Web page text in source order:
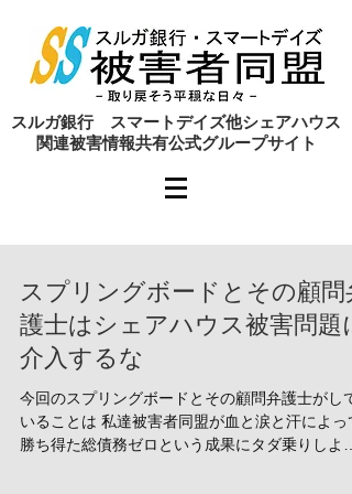
​スルガ銀行 スマートデイズ他シェアハウス
関連被害情報共有公式グループサイト
スプリングボードとその顧問
護士はシェアハウス被害問題
介入するな
今回のスプリングボードとその顧問弁護士がして
いることは 私達被害者同盟が血と涙と汗によっ
勝ち得た総債務ゼロという成果にタダ乗りしよう